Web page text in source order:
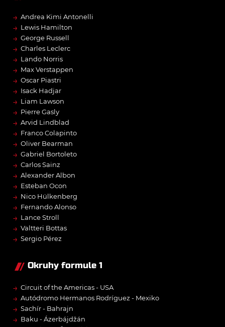
→ Andrea Kimi Antonelli
→ Lewis Hamilton
→ George Russell
→ Charles Leclerc
→ Lando Norris
→ Max Verstappen
→ Oscar Piastri
→ Isack Hadjar
→ Liam Lawson
→ Pierre Gasly
→ Arvid Lindblad
→ Franco Colapinto
→ Oliver Bearman
→ Gabriel Bortoleto
→ Carlos Sainz
→ Alexander Albon
→ Esteban Ocon
→ Nico Hülkenberg
→ Fernando Alonso
→ Lance Stroll
→ Valtteri Bottas
→ Sergio Pérez
Okruhy formule 1
→ Circuit of the Americas - USA
→ Autódromo Hermanos Rodríguez - Mexiko
→ Sachír - Bahrajn
→ Baku - Ázerbájdžán